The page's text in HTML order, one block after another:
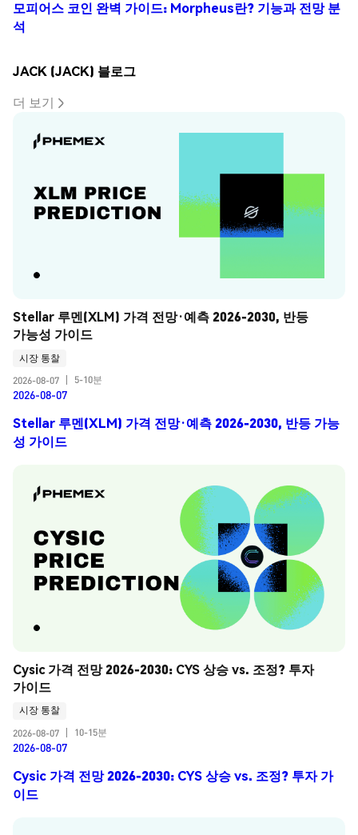
모피어스 코인 완벽 가이드: Morpheus란? 기능과 전망 분
석
JACK (JACK) 블로그
더 보기
Stellar 루멘(XLM) 가격 전망·예측 2026-2030, 반등
가능성 가이드
시장 통찰
2026-08-07
5-10분
2026-08-07
Stellar 루멘(XLM) 가격 전망·예측 2026-2030, 반등 가능
성 가이드
Cysic 가격 전망 2026-2030: CYS 상승 vs. 조정? 투자
가이드
시장 통찰
2026-08-07
10-15분
2026-08-07
Cysic 가격 전망 2026-2030: CYS 상승 vs. 조정? 투자 가
이드